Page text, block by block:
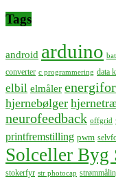
Tags
android arduino
converter c programmering data
elbil elmåler
hjernebølger
neurofeedback offgrid
printfremstilling pwm
Solceller Byg
stokerfyr str photocap